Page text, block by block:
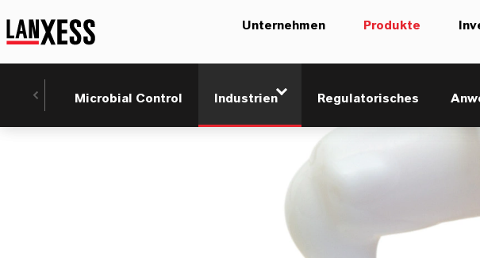
Unternehmen Produkte
Microbial Control Industrien Regulatorisches